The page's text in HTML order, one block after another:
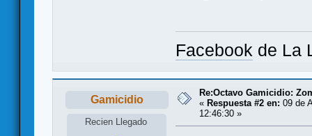
Facebook de La
Gamicidio
Recien Llegado
Re:Octavo Gamicidio:
« Respuesta #2 en: 09 de
12:46:30 »